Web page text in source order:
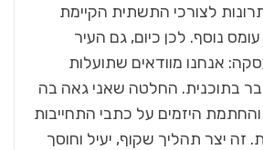
לצורכי התשתית הקיימת
נוסף. לכן כיום, גם העיר
אנחנו מוודאים שתועלות
כבר בתוכנית. החלטה שאני גאה בה
והחתמת היזמים על כתבי התחייבות
זה יצר תהליך שקוף, יעיל וחוסך